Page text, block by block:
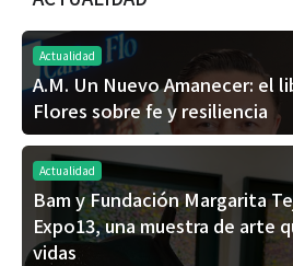
Actualidad
A.M. Un Nuevo Amanecer: el
Flores sobre fe y resiliencia
Actualidad
Bam y Fundación Margarita
Expo13, una muestra de arte
vidas